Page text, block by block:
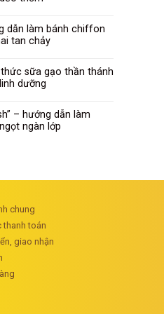
dẫn làm bánh chiffon
tan chảy
sữa gạo thần thánh
dưỡng
– hướng dẫn làm
ngàn lớp
chung
thanh toán
giao nhận